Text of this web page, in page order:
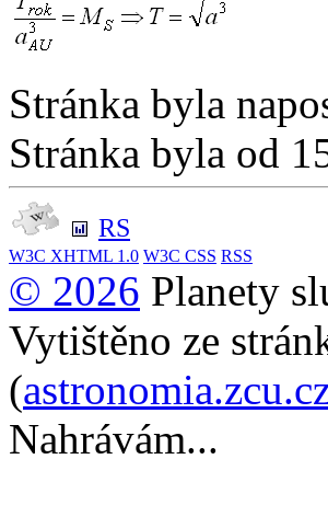
Stránka byla
Stránka byla od
RS
W3C XHTML 1.0 W3C CSS RSS
© 2026 Planety
Vytištěno ze
(
Nahrávám...